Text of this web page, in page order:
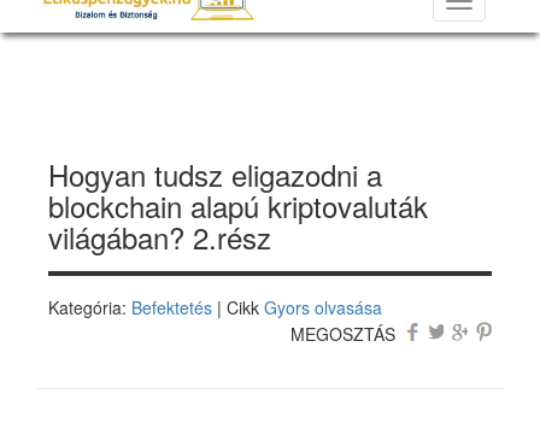
navigation
Hogyan tudsz eligazodni a
blockchain alapú kriptovaluták
világában? 2.rész
Kategória: Befektetés | Cikk Gyors olvasása
MEGOSZTÁS